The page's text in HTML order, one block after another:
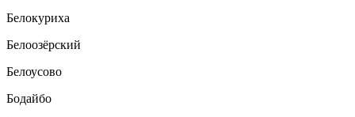
Белокуриха
Белоозёрский
Белоусово
Бодайбо